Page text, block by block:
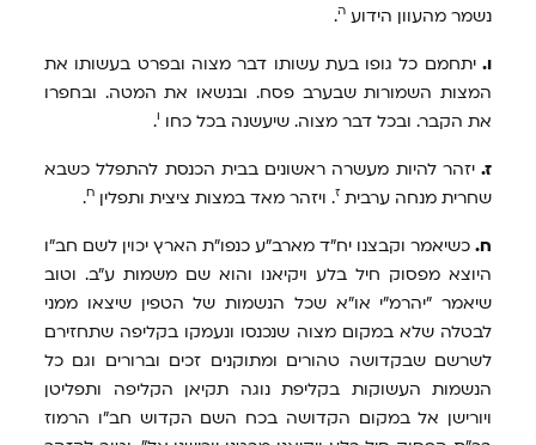
נשמר מהעוון הידוע ה.
ו.יתחמם כל גופו בעת עשותו דבר מצוה ובפרט בעשותו את
המצות השמורות שבערב פסח. ובנשאו את המטה. ובחפרו
את הקבר. ובכל דבר מצוה. שיעשנה בכל כחו ו.
ז.יזהר להיות מעשרה ראשונים בבית הכנסת להתפלל כשבא
שחרית מנחה ערביתז. ויזהר מאד במצות ציצית ותפלין ח.
ח. כשיאמר וקבצנו יח"ד מארב"ע כנפו"ת הארץ יכוין לשם חב"ו
היוצא מפסוק חיל בלע ויקיאנו והוא שם משמות ע"ב. וטוב
שיאמר "יהרמ"י או"א שכל הנשמות של הטפין שיצאו ממני
לבטלה שלא במקום מצוה שנכנסו ונעמקו בקליפה שתחזירם
לשרשם שבקדושה טהורים ומתוקנים זכים וברורים וגם כל
הנשמות העשוקות בקליפת נוגה תקיאן הקליפה ותפליטן
ויורישן אל במקום הקדושה בכח השם הקדוש חב"ו הרמוז